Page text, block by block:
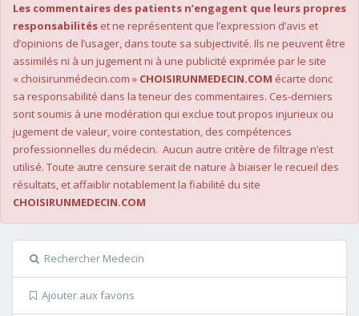
Les commentaires des patients n’engagent que leurs propres
responsabilités et ne représentent que l’expression d’avis et
d’opinions de l’usager, dans toute sa subjectivité. Ils ne peuvent être
assimilés ni à un jugement ni à une publicité exprimée par le site
« choisirunmédecin.com » CHOISIRUNMEDECIN.COM écarte donc
sa responsabilité dans la teneur des commentaires. Ces-derniers
sont soumis à une modération qui exclue tout propos injurieux ou
jugement de valeur, voire contestation, des compétences
professionnelles du médecin. Aucun autre critère de filtrage n’est
utilisé. Toute autre censure serait de nature à biaiser le recueil des
résultats, et affaiblir notablement la fiabilité du site
CHOISIRUNMEDECIN.COM
Rechercher Medecin
Ajouter aux favoris